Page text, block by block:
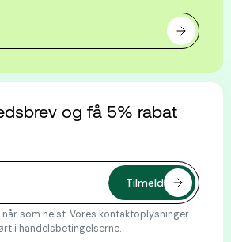
og få 5% rabat
når som helst. Vores kontaktoplysninger
i handelsbetingelserne.